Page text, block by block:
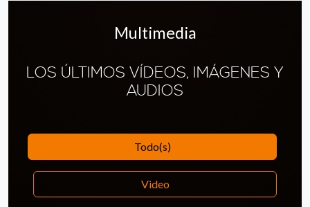
Multimedia
LOS ÚLTIMOS VÍDEOS, IMÁGENES Y
AUDIOS
Todo(s)
Video